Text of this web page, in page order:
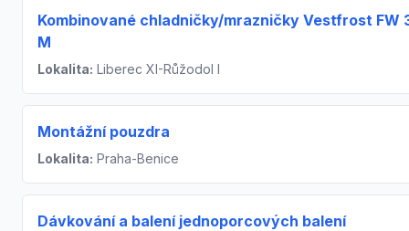
Kombinované chladničky/mrazničky Vestfrost FW
M
Lokalita: Liberec XI-Růžodol I
Montážní pouzdra
Lokalita: Praha-Benice
Dávkování a balení jednoporcových balení